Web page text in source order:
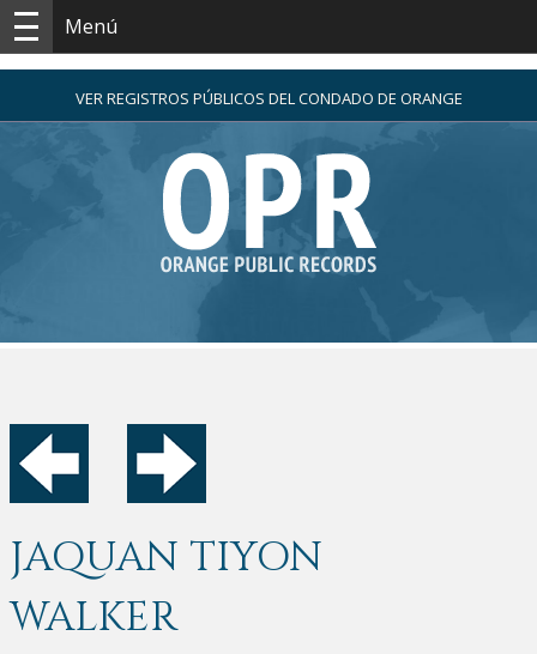
Menú
VER REGISTROS PÚBLICOS DEL CONDADO DE ORANGE
JAQUAN TIYON
WALKER